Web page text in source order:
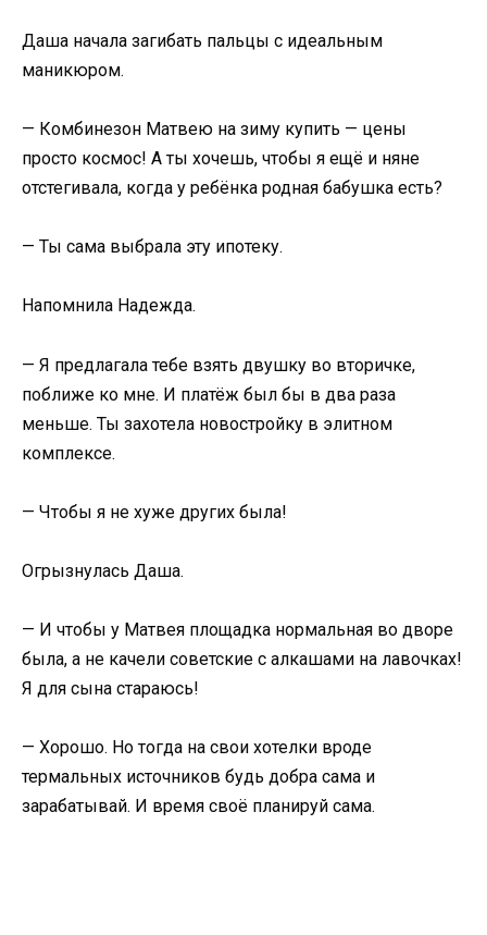
Даша начала загибать пальцы с идеальным
маникюром.
— Комбинезон Матвею на зиму купить — цены
просто космос! А ты хочешь, чтобы я ещё и няне
отстегивала, когда у ребёнка родная бабушка есть?
— Ты сама выбрала эту ипотеку.
Напомнила Надежда.
— Я предлагала тебе взять двушку во вторичке,
поближе ко мне. И платёж был бы в два раза
меньше. Ты захотела новостройку в элитном
комплексе.
— Чтобы я не хуже других была!
Огрызнулась Даша.
— И чтобы у Матвея площадка нормальная во дворе
была, а не качели советские с алкашами на лавочках!
Я для сына стараюсь!
— Хорошо. Но тогда на свои хотелки вроде
термальных источников будь добра сама и
зарабатывай. И время своё планируй сама.